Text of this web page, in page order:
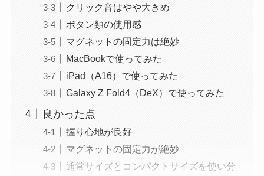
クリック音はやや大きめ
ボタン類の使用感
マグネットの固定力は絶妙
MacBookで使ってみた
iPad（A16）で使ってみた
Galaxy Z Fold4（DeX）で使ってみた
良かった点
握り心地が良好
マグネットの固定力が絶妙
通常サイズとコンパクトサイズを使い分